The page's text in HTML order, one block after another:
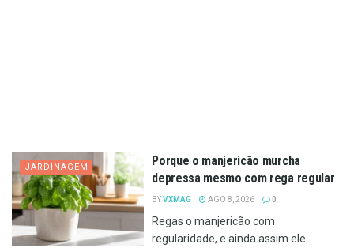
JARDINAGEM
Porque o manjericão murcha
depressa mesmo com rega regular
BYVXMAG AGO 8, 2026 0
Regas o manjericão com
regularidade, e ainda assim ele